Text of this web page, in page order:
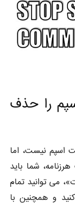
را حذف
اسپم نیست، اما
شما باید
می توانید تمام
و همچنین با